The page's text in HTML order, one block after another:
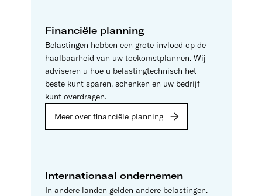
Financiële planning
Belastingen hebben een grote invloed op de
haalbaarheid van uw toekomstplannen. Wij
adviseren u hoe u belastingtechnisch het
beste kunt sparen, schenken en uw bedrijf
kunt overdragen.
Meer over financiële planning
Internationaal ondernemen
In andere landen gelden andere belastingen.